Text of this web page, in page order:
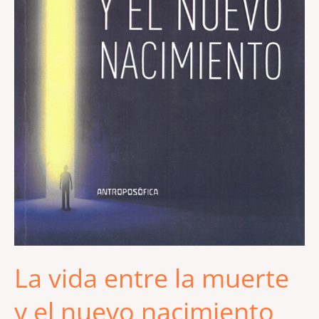
La vida entre la muerte
y el nuevo nacimiento